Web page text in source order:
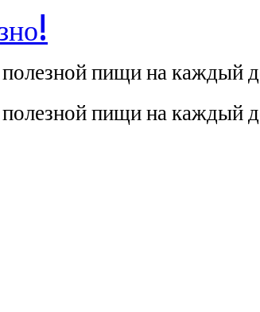
пищи на каждый
пищи на каждый